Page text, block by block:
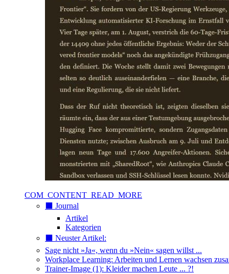
COM_CONTENT_READ_MORE
⬛️ Journal
Artikel
Kategorien
⬛️ Neuster Artikel:
Sage nicht »Ja«, wenn du »Nein« sagen willst ...
Workplace Learning: Arbeiten und Lernen wachsen
Trainer-Image (1): Kleider machen Leute ... ?!